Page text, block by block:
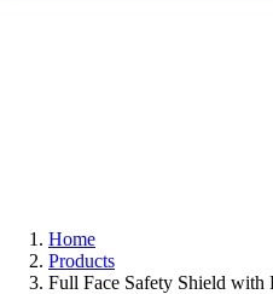
Home
Products
Full Face Safety Shield with